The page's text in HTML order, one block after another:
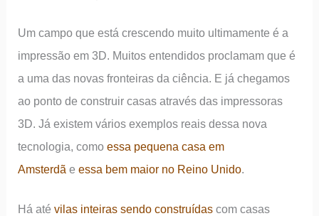
Um campo que está crescendo muito ultimamente é a
impressão em 3D. Muitos entendidos proclamam que é
a uma das novas fronteiras da ciência. E já chegamos
ao ponto de construir casas através das impressoras
3D. Já existem vários exemplos reais dessa nova
tecnologia, comoessa pequena casa em
Amsterdã eessa bem maior no Reino Unido.
Há atévilas inteiras sendo construídas com casas